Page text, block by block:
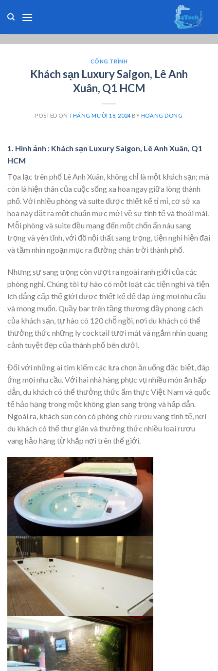
CÔNG TRÌNH
Khách sạn Luxury Saigon, Lê Anh
Xuân, Q1 HCM
POSTED ONTHÁNG MƯỜI 18, 2024BY HOANG DONG
1. Hình ảnh : Khách sạn Luxury Saigon, Lê Anh Xuân, Q1
HCM
Tọa lạc trên phố Lê Anh Xuân, không chỉ là một khách sạn; mà
còn là hiện thân của cuộc sống xa hoa ngay giữa lòng thành
phố. Với nhiều phòng và suite được thiết kế tỉ mỉ, cơ sở xa
hoa này đặt ra một chuẩn mực mới về sự tinh tế và thoải mái.
Mỗi phòng và suite đều mang đến một chốn ẩn náu sang
trọng và yên tĩnh, với đồ nội thất sang trọng, tiện nghi hiện đại
và tầm nhìn ngoạn mục ra đường chân trời thành phố.
Nhưng sự sang trọng còn vượt ra ngoài ranh giới của các
phòng nghỉ. Chúng tôi tự hào có một loạt các tiện nghi và tiện
ích đẳng cấp thế giới được thiết kế để đáp ứng mọi nhu cầu
và mong muốn. Quầy bar trên tầng thượng đầy phong cách
của khách sạn, tự hào có 120 chỗ ngồi, nơi du khách có thể
thưởng thức những ly cocktail tươi mát và ngắm nhìn quang
cảnh tuyệt đẹp của thành phố bên dưới.
Đối với những ai tìm kiếm các lựa chọn ăn uống đặc biệt, đáp
ứng mọi nhu cầu. Với hai nhà hàng phục vụ nhiều món ăn hấp
dẫn, du khách có thể thưởng thức ẩm thực Việt Nam và quốc
tế hảo hạng trong một không gian sang trọng và hấp dẫn.
Ngoài ra, khách sạn còn có phòng chờ rượu vang tinh tế, nơi
du khách có thể thư giãn và thưởng thức nhiều loại rượu
vang hảo hạng từ khắp nơi trên thế giới.